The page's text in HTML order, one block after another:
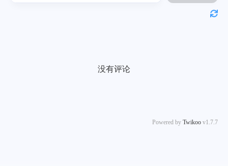
没有评论
Powered by Twikoo v1.7.7